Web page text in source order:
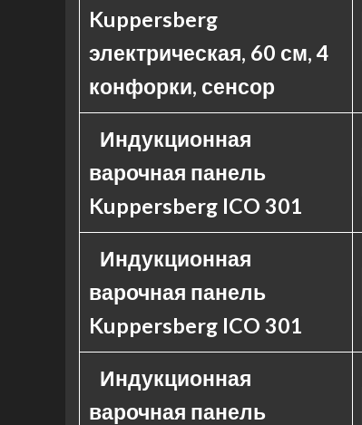
Kuppersberg
электрическая, 60 см, 4
конфорки, сенсор
Индукционная
варочная панель
Kuppersberg ICO 301
Индукционная
варочная панель
Kuppersberg ICO 301
Индукционная
варочная панель